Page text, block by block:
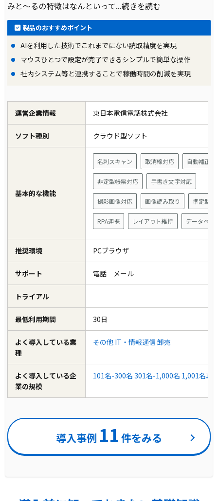
みと～るの特徴はなんといって...続きを読む
製品のおすすめポイント
AIを利用した技術でこれまでにない読取精度を実現
マウスひとつで設定が完了できるシンプルで簡単な操作
社内システム等と連携することで稼働時間の削減を実現
運営企業情報 東日本電信電話株式会社
ソフト種別 クラウド型ソフト
基本的な機能
名刺スキャン 取消線対応 自動補正機
非定型帳票対応 手書き文字対応
撮影画像対応 画像読み取り 準定型帳
RPA連携 レイアウト維持 データベー
推奨環境 PCブラウザ
サポート 電話 メール
トライアル
最低利用期間 30日
よく導入している業
種
その他 IT・情報通信 卸売
よく導入している企
業の規模
101名-300名 301名-1,000名 1,001名以
導入事例 11 件をみる